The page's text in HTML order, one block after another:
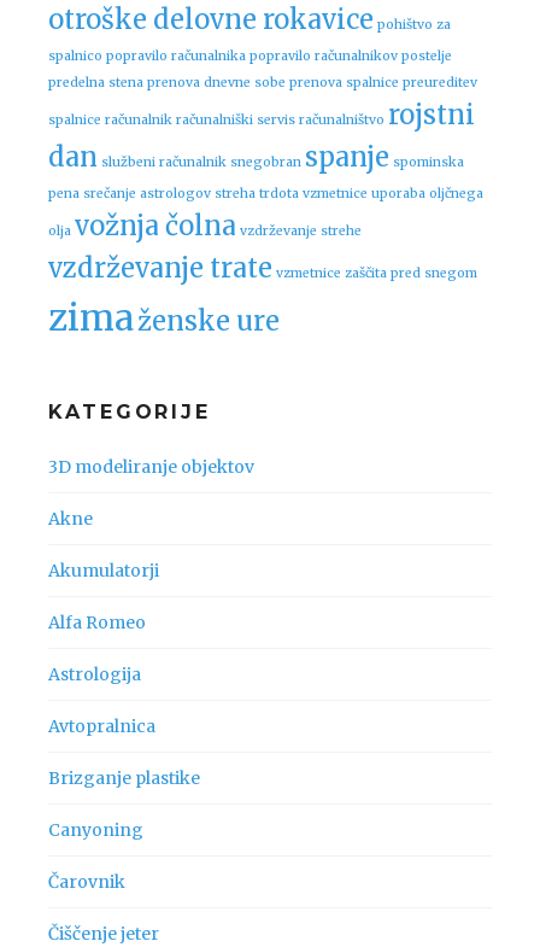
otroške delovne rokavice pohištvo za
spalnico popravilo računalnika popravilo računalnikov postelje
predelna stena prenova dnevne sobe prenova spalnice preureditev
spalnice računalnik računalniški servis računalništvo rojstni
dan službeni računalnik snegobran spanje spominska
pena srečanje astrologov streha trdota vzmetnice uporaba oljčnega
olja vožnja čolna vzdrževanje strehe
vzdrževanje trate vzmetnice zaščita pred snegom
zimaženske ure
KATEGORIJE
3D modeliranje objektov
Akne
Akumulatorji
Alfa Romeo
Astrologija
Avtopralnica
Brizganje plastike
Canyoning
Čarovnik
Čiščenje jeter